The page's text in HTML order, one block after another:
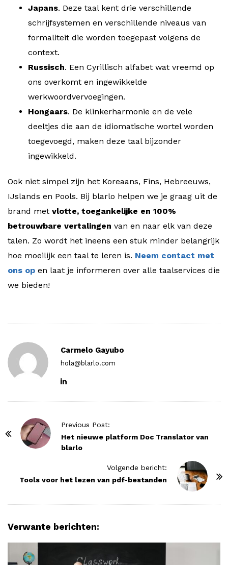
Japans. Deze taal kent drie verschillende
schrijfsystemen en verschillende niveaus van
formaliteit die worden toegepast volgens de
context.
Russisch. Een Cyrillisch alfabet wat vreemd op
ons overkomt en ingewikkelde
werkwoordvervoegingen.
Hongaars. De klinkerharmonie en de vele
deeltjes die aan de idiomatische wortel worden
toegevoegd, maken deze taal bijzonder
ingewikkeld.
Ook niet simpel zijn het Koreaans, Fins, Hebreeuws,
IJslands en Pools. Bij blarlo helpen we je graag uit de
brand met vlotte, toegankelijke en 100%
betrouwbare vertalingen van en naar elk van deze
talen. Zo wordt het ineens een stuk minder belangrijk
hoe moeilijk een taal te leren is. Neem contact met
ons op en laat je informeren over alle taalservices die
we bieden!
Carmelo Gayubo
hola@blarlo.com
Previous Post:
Het nieuwe platform Doc Translator van
blarlo
Volgende bericht:
Tools voor het lezen van pdf-bestanden
Verwante berichten: